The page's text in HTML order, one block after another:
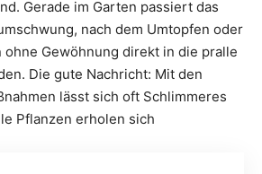
Gerade im Garten passiert das
nach dem Umtopfen oder
Gewöhnung direkt in die pralle
Die gute Nachricht: Mit den
lässt sich oft Schlimmeres
Pflanzen erholen sich